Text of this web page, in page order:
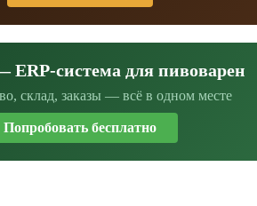
ERP-система для пивоварен
склад, заказы — всё в одном месте
Попробовать бесплатно